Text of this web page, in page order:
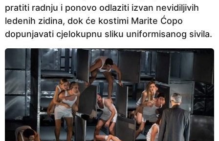
pratiti radnju i ponovo odlaziti izvan nevidiljivih
ledenih zidina, dok će kostimi Marite Ćopo
dopunjavati cjelokupnu sliku uniformisanog sivila.